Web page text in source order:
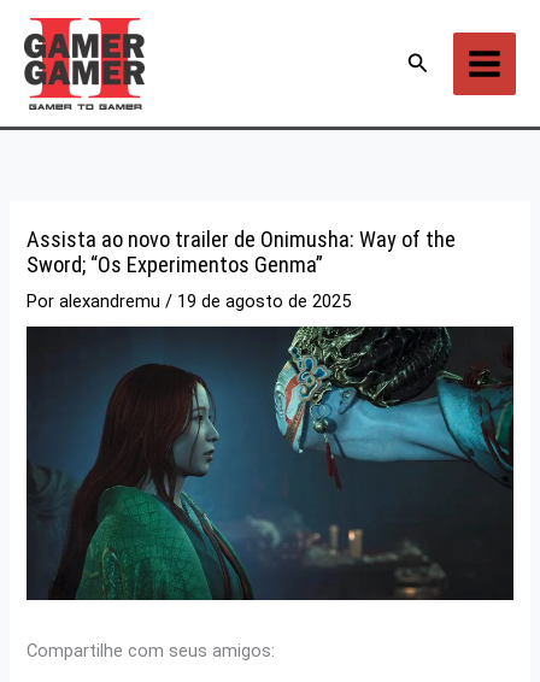
para
conteúdo
Pesquisar
Assista ao novo trailer de Onimusha: Way of the
Sword; “Os Experimentos Genma”
Poralexandremu/ 19 de agosto de 2025
Compartilhe com seus amigos: